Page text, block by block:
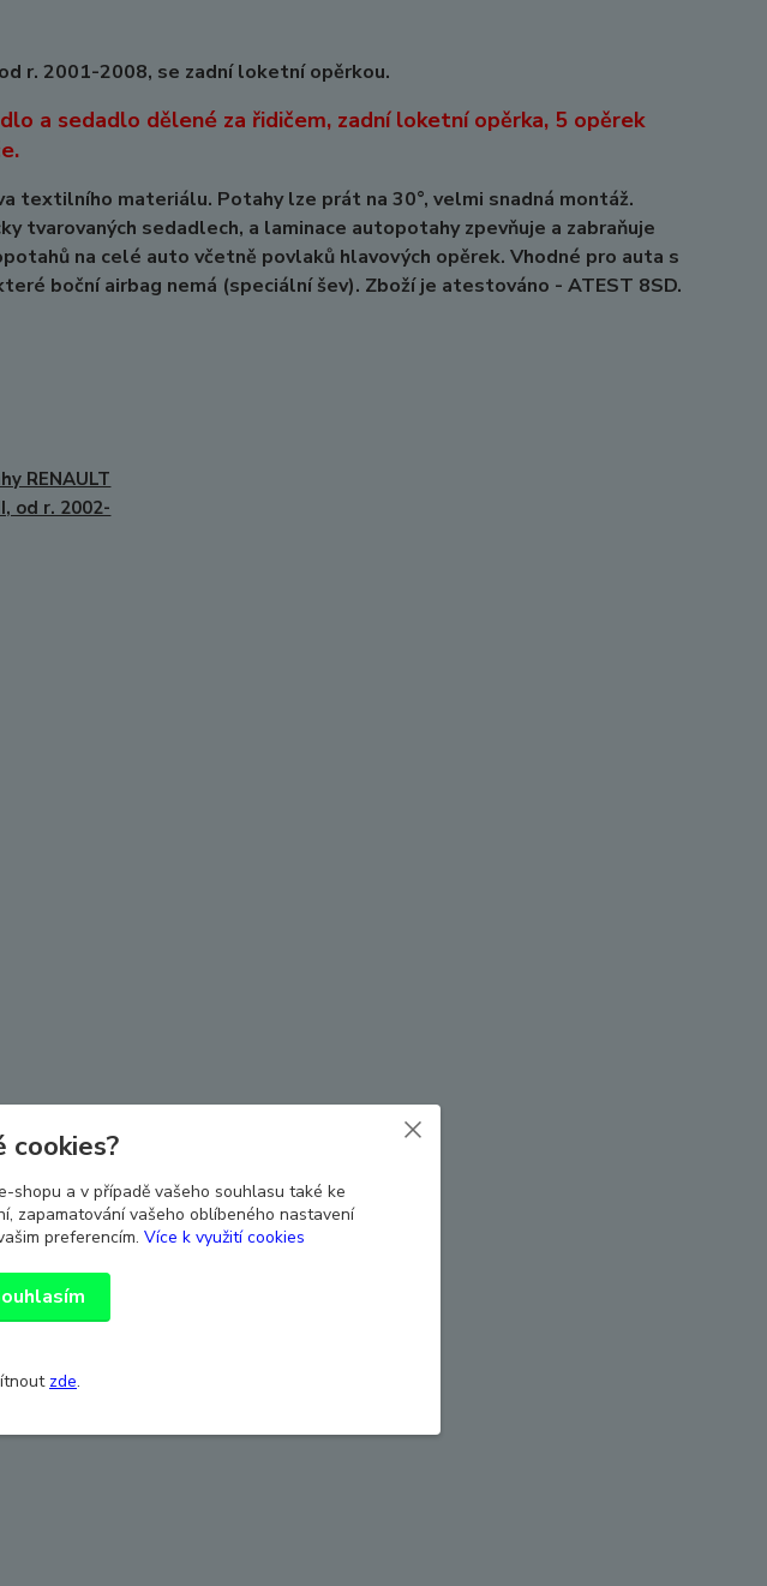
r. 2001-2008, se zadní loketní opěrkou.
a sedadlo dělené za řidičem, zadní loketní opěrka, 5 opěrek
textilního materiálu. Potahy lze prát na 30°, velmi snadná montáž.
tvarovaných sedadlech, a laminace autopotahy zpevňuje a zabraňuje
na celé auto včetně povlaků hlavových opěrek. Vhodné pro auta s
boční airbag nemá (speciální šev). Zboží je atestováno - ATEST 8SD.
RENAULT
od r. 2002-
cookies?
shopu a v případě vašeho souhlasu také ke
zapamatování vašeho oblíbeného nastavení
preferencím. Více k využití cookies
zde.